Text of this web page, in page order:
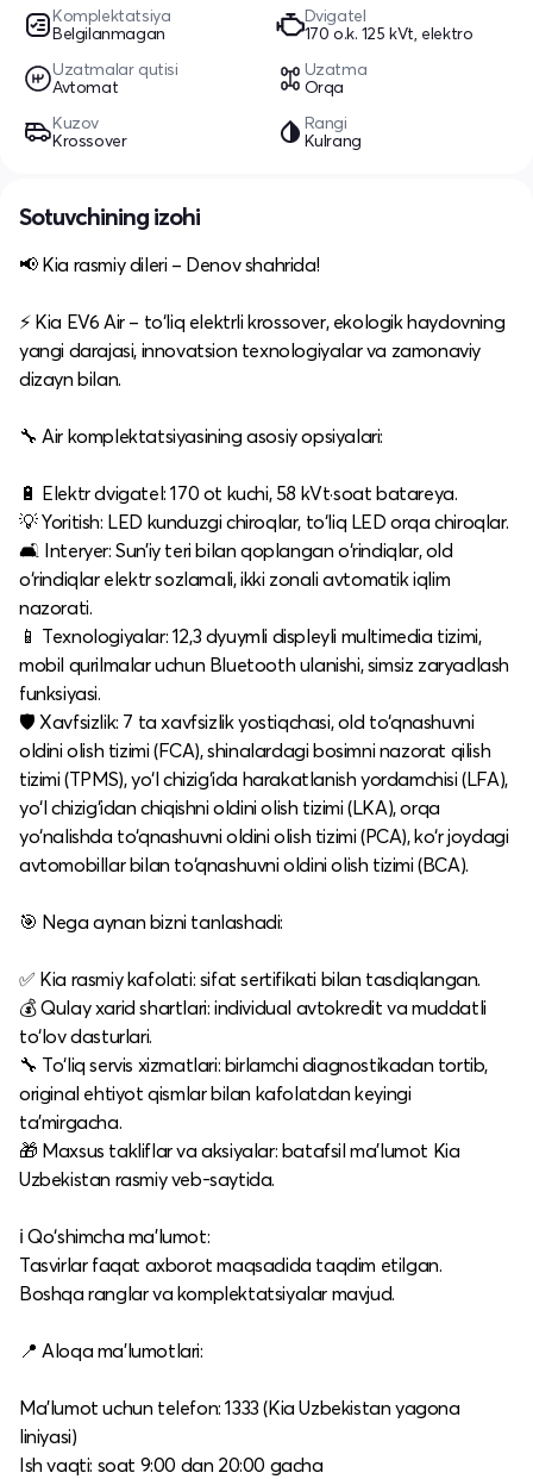
Komplektatsiya
Belgilanmagan
Dvigatel
170 o.k. 125 kVt, elektro
Uzatmalar qutisi
Avtomat
Uzatma
Orqa
Kuzov
Krossover
Rangi
Kulrang
Sotuvchining izohi
📢 Kia rasmiy dileri – Denov shahrida!​
⚡ Kia EV6 Air – to‘liq elektrli krossover, ekologik haydovning
yangi darajasi, innovatsion texnologiyalar va zamonaviy
dizayn bilan.​
🔧 Air komplektatsiyasining asosiy opsiyalari:
🔋 Elektr dvigatel: 170 ot kuchi, 58 kVt·soat batareya.​
💡 Yoritish: LED kunduzgi chiroqlar, to‘liq LED orqa chiroqlar.​
🛋️ Interyer: Sun’iy teri bilan qoplangan o‘rindiqlar, old
o‘rindiqlar elektr sozlamali, ikki zonali avtomatik iqlim
nazorati.​
📱 Texnologiyalar: 12,3 dyuymli displeyli multimedia tizimi,
mobil qurilmalar uchun Bluetooth ulanishi, simsiz zaryadlash
funksiyasi.​
🛡️ Xavfsizlik: 7 ta xavfsizlik yostiqchasi, old to‘qnashuvni
oldini olish tizimi (FCA), shinalardagi bosimni nazorat qilish
tizimi (TPMS), yo‘l chizig‘ida harakatlanish yordamchisi (LFA),
yo‘l chizig‘idan chiqishni oldini olish tizimi (LKA), orqa
yo‘nalishda to‘qnashuvni oldini olish tizimi (PCA), ko‘r joydagi
avtomobillar bilan to‘qnashuvni oldini olish tizimi (BCA).​
🎯 Nega aynan bizni tanlashadi:
✅ Kia rasmiy kafolati: sifat sertifikati bilan tasdiqlangan.​
💰 Qulay xarid shartlari: individual avtokredit va muddatli
to‘lov dasturlari.​
🔧 To‘liq servis xizmatlari: birlamchi diagnostikadan tortib,
original ehtiyot qismlar bilan kafolatdan keyingi
ta’mirgacha.​
🎁 Maxsus takliflar va aksiyalar: batafsil ma’lumot Kia
Uzbekistan rasmiy veb-saytida.​
ℹ️ Qo‘shimcha ma’lumot:
Tasvirlar faqat axborot maqsadida taqdim etilgan.​
Boshqa ranglar va komplektatsiyalar mavjud.​
📍 Aloqa ma’lumotlari:
Ma’lumot uchun telefon: 1333 (Kia Uzbekistan yagona
liniyasi)​
Ish vaqti: soat 9:00 dan 20:00 gacha​